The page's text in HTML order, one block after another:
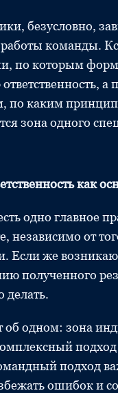
безусловно,
команды.
по которым
по каким
зона одного
как
одно главное
независимо от
Если же
полученного
делать.
об одном: зона
подход
ошибок и